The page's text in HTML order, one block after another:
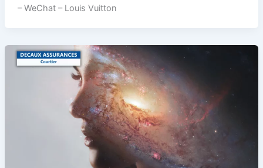
– WeChat – Louis Vuitton